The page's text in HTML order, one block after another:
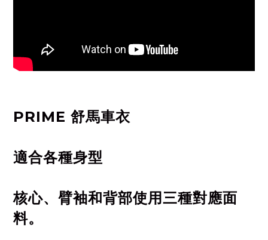
PRIME 舒馬車衣
適合各種身型
核心、臂袖和背部使用三種對應面
料。